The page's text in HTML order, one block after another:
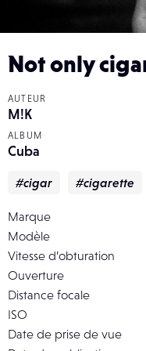
Not only
AUTEUR
M!K
ALBUM
Cuba
#cigar #cigarette
Marque
Modèle
Vitesse d’obturation
Ouverture
Distance focale
ISO
Date de prise de vue